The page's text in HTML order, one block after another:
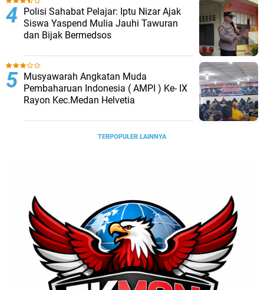
Polisi Sahabat Pelajar: Iptu Nizar Ajak
Siswa Yaspend Mulia Jauhi Tawuran
dan Bijak Bermedsos
Musyawarah Angkatan Muda
Pembaharuan Indonesia ( AMPI ) Ke- IX
Rayon Kec.Medan Helvetia
TERPOPULER LAINNYA